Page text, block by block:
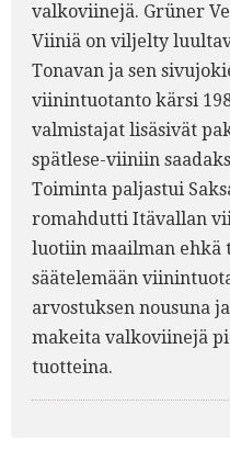
valkoviinejä. Grüner
Viiniä on viljelty
Tonavan ja sen
viinintuotanto kärsi
valmistajat lisäsivät
spätlese-viiniin
Toiminta paljastui
romahdutti Itävallan
luotiin maailman ehkä
säätelemään
arvostuksen nousuna
makeita valkoviinejä
tuotteina.